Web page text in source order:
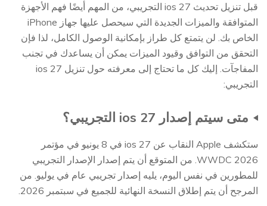
قبل تنزيل تحديث ios 27 التجريبي، من المهم أيضًا فهم الأجهزة
المتوافقة والميزات الجديدة التي سيحصل عليها جهاز iPhone
الخاص بك. لن يتمتع كل طراز بإمكانية الوصول الكامل، لذا فإن
التحقق من التوافق وقيود الميزات يمكن أن يساعدك في تجنب
المفاجآت. إليك كل ما تحتاج إلى معرفته حول تنزيل ios 27
التجريبي:
متى سيتم إصدار ios 27 التجريبي؟
ستكشف Apple النقاب عن ios 27 في 8 يونيو في مؤتمر
WWDC 2026. من المتوقع أن يتم إصدار الإصدار التجريبي
للمطورين في نفس اليوم، يليه إصدار تجريبي عام في يوليو. من
المرجح أن يتم إطلاق النسخة النهائية للجميع في سبتمبر 2026.